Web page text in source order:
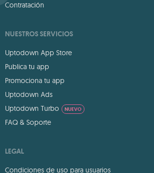
Contratación
NUESTROS SERVICIOS
Uptodown App Store
Publica tu app
Promociona tu app
Uptodown Ads
Uptodown Turbo
NUEVO
FAQ & Soporte
LEGAL
Condiciones de uso para usuarios